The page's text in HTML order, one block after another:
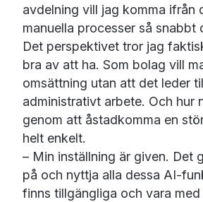
avdelning vill jag komma ifrån
manuella processer så snabbt
Det perspektivet tror jag
bra av att ha. Som bolag vill
omsättning utan att det leder
administrativt arbete. Och hur
genom att åstadkomma en
helt enkelt.
– Min inställning är given. Det
på och nyttja alla dessa AI-
finns tillgängliga och vara